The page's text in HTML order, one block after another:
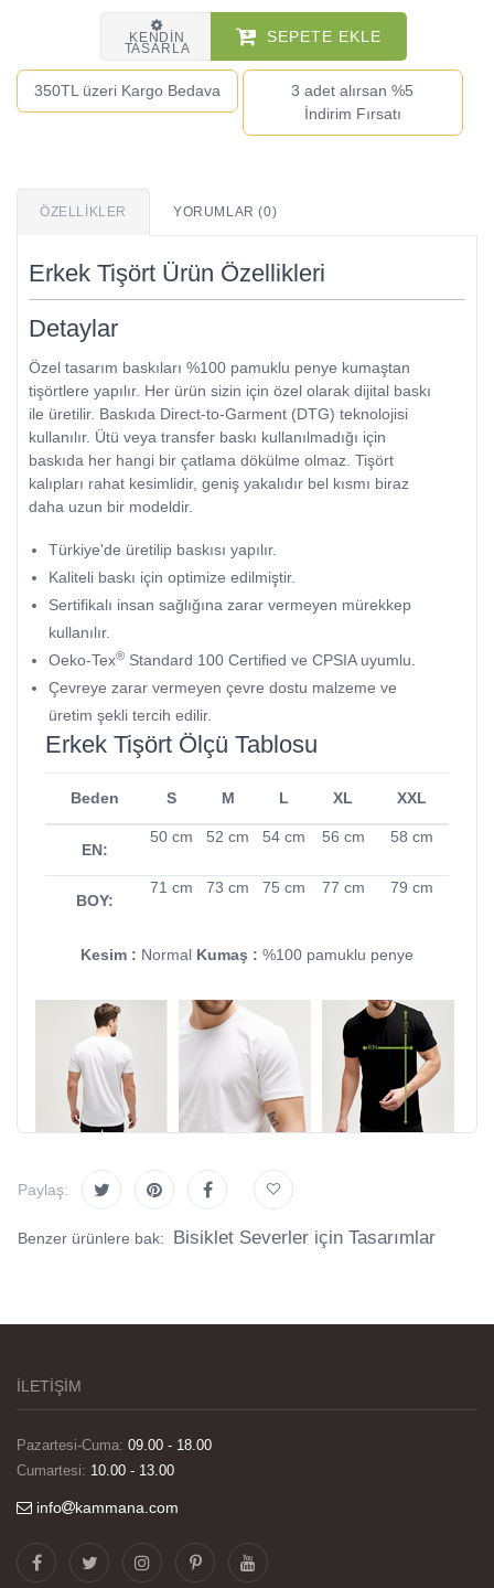
KENDIN
TASARLA
SEPETE EKLE
350TL üzeri Kargo Bedava
3 adet alırsan %5
İndirim Fırsatı
ÖZELLIKLER YORUMLAR (0)
Erkek Tişört Ürün Özellikleri
Detaylar
Özel tasarım baskıları %100 pamuklu penye kumaştan
tişörtlere yapılır. Her ürün sizin için özel olarak dijital baskı
ile üretilir. Baskıda Direct-to-Garment (DTG) teknolojisi
kullanılır. Ütü veya transfer baskı kullanılmadığı için
baskıda her hangi bir çatlama dökülme olmaz. Tişört
kalıpları rahat kesimlidir, geniş yakalıdır bel kısmı biraz
daha uzun bir modeldir.
Türkiye'de üretilip baskısı yapılır.
Kaliteli baskı için optimize edilmiştir.
Sertifikalı insan sağlığına zarar vermeyen mürekkep
kullanılır.
Oeko-Tex® Standard 100 Certified ve CPSIA uyumlu.
Çevreye zarar vermeyen çevre dostu malzeme ve
üretim şekli tercih edilir.
Erkek Tişört Ölçü Tablosu
Beden S M L XL XXL
EN:
50 cm 52 cm 54 cm 56 cm 58 cm
BOY:
71 cm 73 cm 75 cm 77 cm 79 cm
Kesim : Normal Kumaş : %100 pamuklu penye
Paylaş:
Benzer ürünlere bak: Bisiklet Severler için Tasarımlar
İLETİŞİM
Pazartesi-Cuma: 09.00 - 18.00
Cumartesi: 10.00 - 13.00
info kammana.com
Görselleri ve baskı kalitesi harika. Övünç Bey'in
tüm süreçteki desteği ile siparislerim kısa